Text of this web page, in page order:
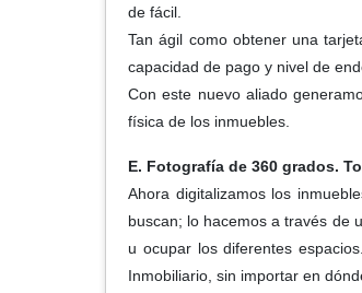
de fácil.
Tan ágil como obtener una
capacidad de pago y nivel de
Con este nuevo aliado
física de los inmuebles.
E. Fotografía de 360 grados.
Ahora digitalizamos los
buscan; lo hacemos a través de
u ocupar los diferentes
Inmobiliario, sin importar en